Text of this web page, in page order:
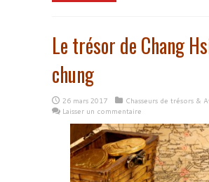
Le trésor de Chang
chung
26 mars 2017
Chasseurs de trésors &
Laisser un commentaire